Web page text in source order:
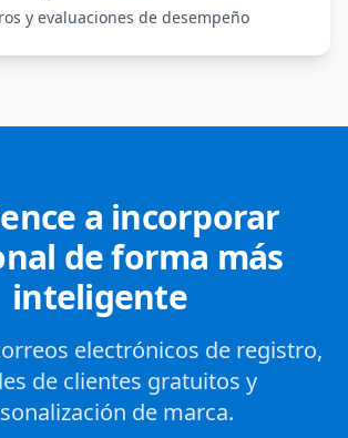
y evaluaciones de desempeño
a incorporar
de forma más
inteligente
electrónicos de registro,
de clientes gratuitos y
de marca.